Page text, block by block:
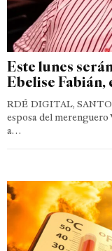
Este lunes
Ebelise Fabián,
RDÉ DIGITAL,
esposa del merenguero
a…